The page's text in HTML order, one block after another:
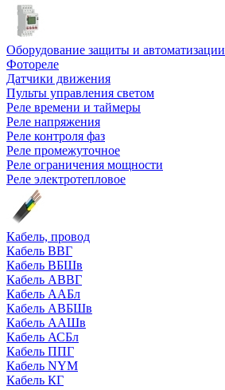
Оборудование защиты и автоматизации
Фотореле
Датчики движения
Пульты управления светом
Реле времени и таймеры
Реле напряжения
Реле контроля фаз
Реле промежуточное
Реле ограничения мощности
Реле электротепловое
Кабель, провод
Кабель ВВГ
Кабель ВБШв
Кабель АВВГ
Кабель ААБл
Кабель АВБШв
Кабель ААШв
Кабель АСБл
Кабель ППГ
Кабель NYM
Кабель КГ